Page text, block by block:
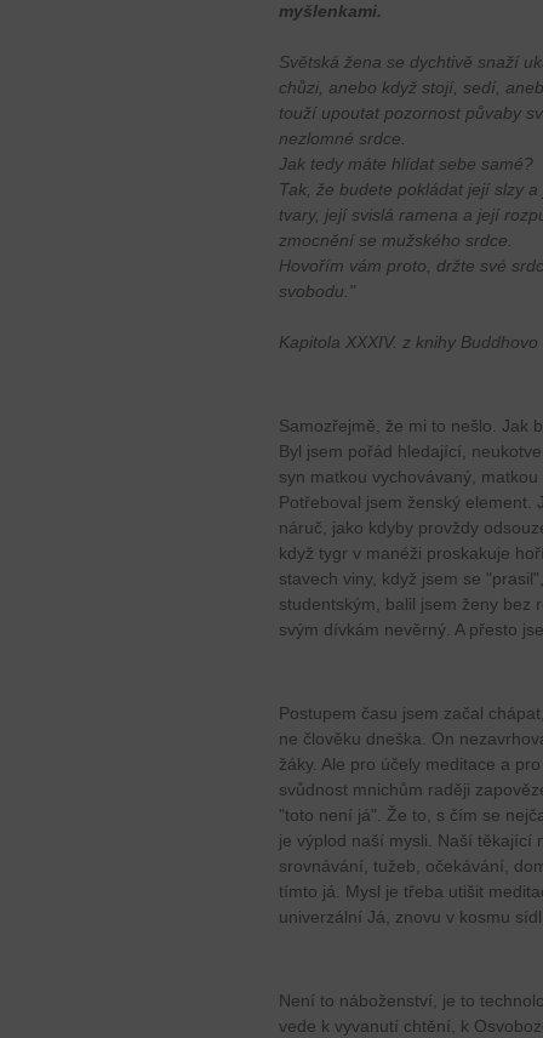
myšlenkami.
Světská žena se dychtivě snaží
chůzi, anebo když stojí, sedí,
touží upoutat pozornost půvaby
nezlomné srdce.
Jak tedy máte hlídat sebe samé?
Tak, že budete pokládat její slzy
tvary, její svislá ramena a její
zmocnění se mužského srdce.
Hovořím vám proto, držte své
svobodu."
Kapitola XXXIV. z knihy
Samozřejmě, že mi to nešlo. Jak
Byl jsem pořád hledající,
syn matkou vychovávaný,
Potřeboval jsem ženský element.
náruč, jako kdyby provždy
když tygr v manéži proskakuje
stavech viny, když jsem se
studentským, balil jsem ženy bez
svým dívkám nevěrný. A přesto
Postupem času jsem začal
ne člověku dneška. On
žáky. Ale pro účely meditace a
svůdnost mnichům raději
"toto není já". Že to, s čím se
je výplod naší mysli. Naší těkající
srovnávání, tužeb, očekávání,
tímto já. Mysl je třeba utišit
univerzální Já, znovu v kosmu
Není to náboženství, je to
vede k vyvanutí chtění, k